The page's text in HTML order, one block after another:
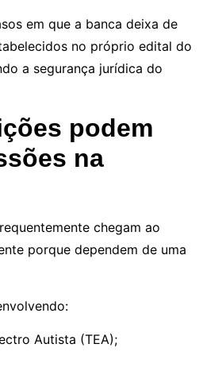
em que a banca deixa de
no próprio edital do
a segurança jurídica do
podem
na
chegam ao
porque dependem de uma
Autista (TEA);